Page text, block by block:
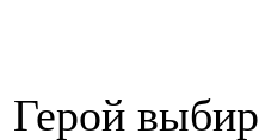
Герой